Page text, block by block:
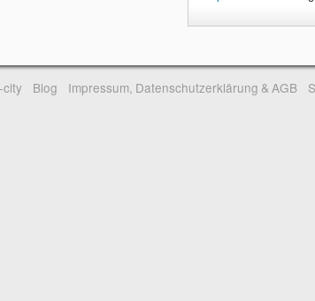
city Blog Impressum, Datenschutzerklärung & AGB